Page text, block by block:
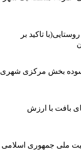
تاکید بر
بخش مرکزی شهری
بافت با ارزش
ملی جمهوری اسلامی